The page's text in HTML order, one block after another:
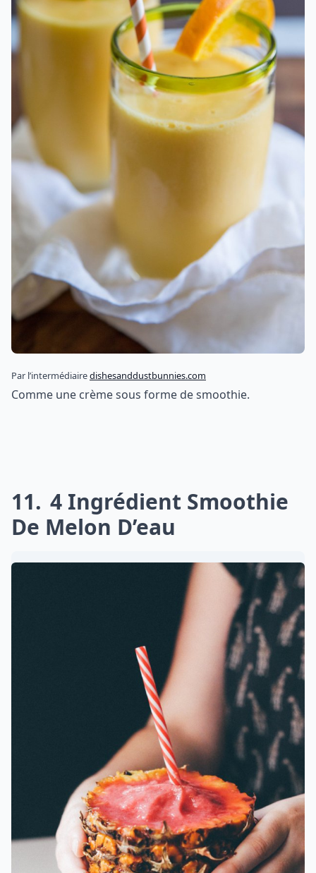
Par l’intermédiairedishesanddustbunnies.com
Comme une crème sous forme de smoothie.
11
4 Ingrédient Smoothie
De Melon D’eau